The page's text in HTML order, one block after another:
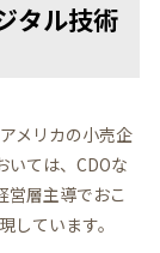
タル技術
メリカの小売企
いては、CDOな
営層主導でおこ
しています。